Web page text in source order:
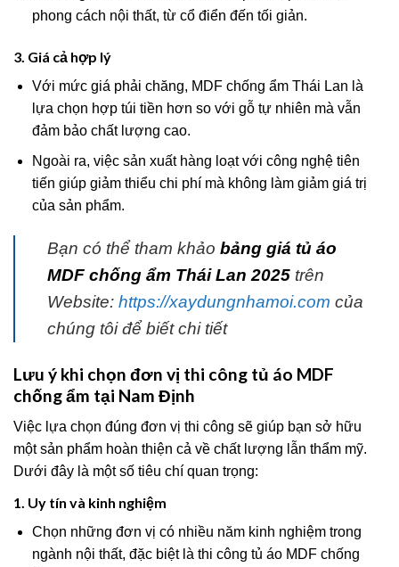
phong cách nội thất, từ cổ điển đến tối giản.
3. Giá cả hợp lý
Với mức giá phải chăng, MDF chống ẩm Thái Lan là
lựa chọn hợp túi tiền hơn so với gỗ tự nhiên mà vẫn
đảm bảo chất lượng cao.
Ngoài ra, việc sản xuất hàng loạt với công nghệ tiên
tiến giúp giảm thiểu chi phí mà không làm giảm giá trị
của sản phẩm.
Bạn có thể tham khảo bảng giá tủ áo
MDF chống ẩm Thái Lan 2025 trên
Website: https://xaydungnhamoi.com của
chúng tôi để biết chi tiết
Lưu ý khi chọn đơn vị thi công tủ áo MDF
chống ẩm tại Nam Định
Việc lựa chọn đúng đơn vị thi công sẽ giúp bạn sở hữu
một sản phẩm hoàn thiện cả về chất lượng lẫn thẩm mỹ.
Dưới đây là một số tiêu chí quan trọng:
1. Uy tín và kinh nghiệm
Chọn những đơn vị có nhiều năm kinh nghiệm trong
ngành nội thất, đặc biệt là thi công tủ áo MDF chống